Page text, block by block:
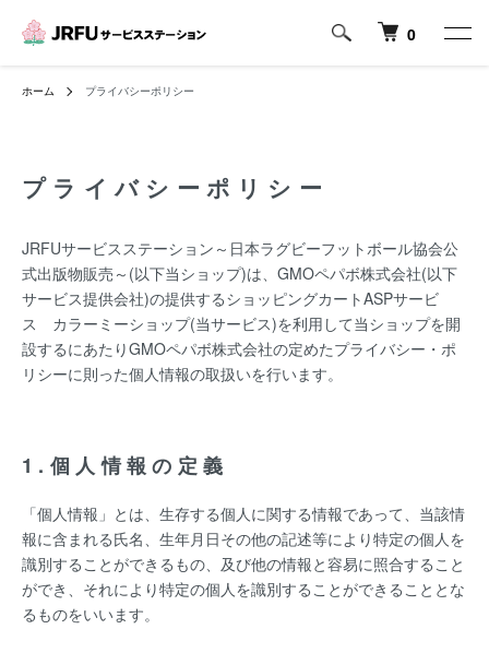
0
ホーム プライバシーポリシー
プライバシーポリシー
JRFUサービスステーション～日本ラグビーフットボール協会公
式出版物販売～(以下当ショップ)は、 GMOペパボ株式会社(以下
サービス提供会社)の提供するショッピングカートASPサービ
ス カラーミーショップ(当サービス)を利用して当ショップを開
設するにあたりGMOペパボ株式会社の定めたプライバシー・ポ
リシーに則った個人情報の取扱いを行います。
1.個人情報の定義
「個人情報」とは、生存する個人に関する情報であって、当該情
報に含まれる氏名、生年月日その他の記述等により特定の個人を
識別することができるもの、及び他の情報と容易に照合すること
ができ、それにより特定の個人を識別することができることとな
るものをいいます。